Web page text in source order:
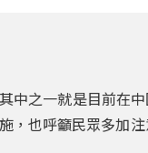
中之一就是目前在
，也呼籲民眾多加注